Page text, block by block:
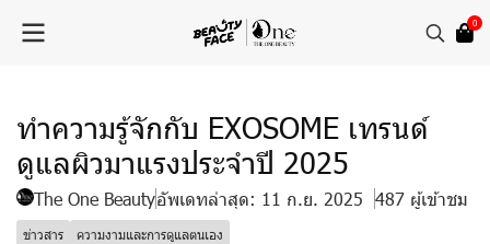
0
ทำความรู้จักกับ EXOSOME เทรนด์
ดูแลผิวมาแรงประจำปี 2025
The One Beautyอัพเดทล่าสุด: 11 ก.ย. 2025 487 ผู้เข้าชม
ข่าวสาร ความงามและการดูแลตนเอง